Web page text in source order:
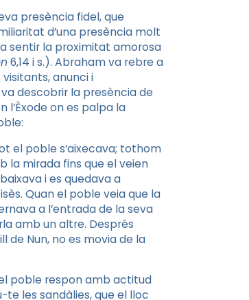
presència fidel, que
d’una presència molt
sentir la proximitat amorosa
6,14 i s.). Abraham va rebre a
anunci i
va descobrir la presència de
l’Èxode on es palpa la
el poble s’aixecava; tothom
la mirada fins que el veien
i es quedava a
Quan el poble veia que la
a l’entrada de la seva
amb un altre. Després
de Nun, no es movia de la
poble respon amb actitud
te les sandàlies, que el lloc